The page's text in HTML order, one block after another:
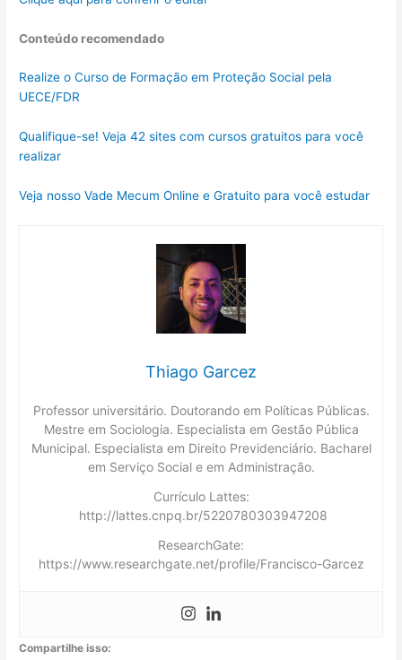
Conteúdo recomendado
Realize o Curso de Formação em Proteção Social pela
UECE/FDR
Qualifique-se! Veja 42 sites com cursos gratuitos para você
realizar
Veja nosso Vade Mecum Online e Gratuito para você estudar
Thiago Garcez
Professor universitário. Doutorando em Políticas Públicas.
Mestre em Sociologia. Especialista em Gestão Pública
Municipal. Especialista em Direito Previdenciário. Bacharel
em Serviço Social e em Administração.
Currículo Lattes:
http://lattes.cnpq.br/5220780303947208
ResearchGate:
https://www.researchgate.net/profile/Francisco-Garcez
Compartilhe isso: